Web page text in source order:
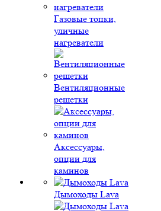
Газовые топки,
уличные
нагреватели
Вентиляционные
решетки
Аксессуары,
опции для
каминов
Дымоходы Lava